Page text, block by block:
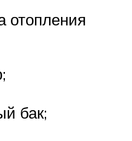
отопления
бак;